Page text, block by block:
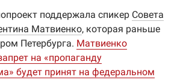
поддержала спикер Совета
Матвиенко, которая раньше
Петербурга. Матвиенко
на «пропаганду
будет принят на федеральном